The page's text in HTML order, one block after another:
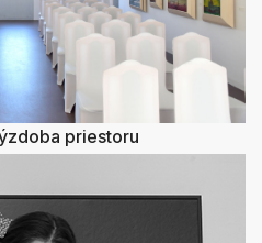
priestoru